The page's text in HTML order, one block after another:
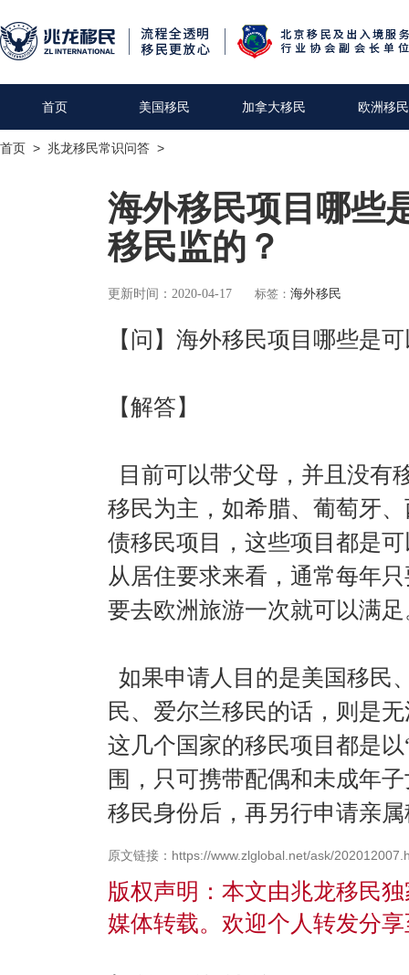
首页 美国移民 加拿大移民 欧洲移民
首页 > 兆龙移民常识问答 >
海外移民项目哪些
移民监的？
更新时间：2020-04-17 标签： 海外移民
【问】海外移民项目哪些是
【解答】
目前可以带父母，并且没有
移民为主，如希腊、葡萄牙
债移民项目，这些项目都是
从居住要求来看，通常每年
要去欧洲旅游一次就可以满
如果申请人目的是美国移民
民、爱尔兰移民的话，则是
这几个国家的移民项目都是
围，只可携带配偶和未成年
移民身份后，再另行申请亲
原文链接：https://www.zlglobal.net/ask/
版权声明：本文由兆龙移民
媒体转载。欢迎个人转发分